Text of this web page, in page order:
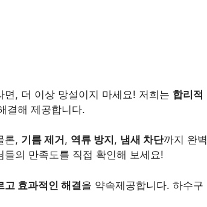
면, 더 이상 망설이지 마세요! 저희는 합리적
결해 제공합니다.
론, 기름 제거 , 역류 방지 , 냄새 차단까지 완벽
들의 만족도를 직접 확인해 보세요!
고 효과적인 해결을 약속제공합니다. 하수구